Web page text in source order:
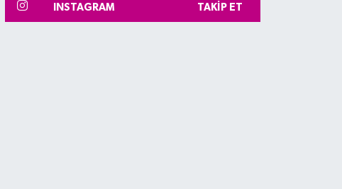
INSTAGRAM TAKIP ET